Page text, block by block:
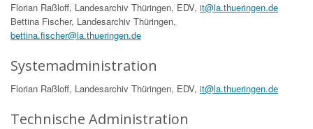
Florian Raßloff, Landesarchiv Thüringen, EDV, it@la.thueringen.de
Bettina Fischer, Landesarchiv Thüringen,
bettina.fischer@la.thueringen.de
Systemadministration
Florian Raßloff, Landesarchiv Thüringen, EDV, it@la.thueringen.de
Technische Administration